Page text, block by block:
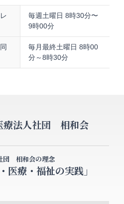
毎週土曜日 8時30分〜
9時00分
毎月最終土曜日 8時00
分～8時30分
療法人社団 相和会
団 相和会の理念
医療・福祉の実践」